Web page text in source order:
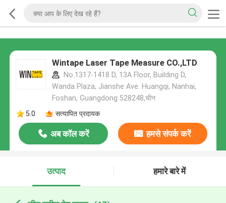
Wintape Laser Tape Measure CO.,LTD
No.1317-1418 D, 13A Floor, Building D,
Wanda Plaza, Jianshe Ave. Huangqi, Nanhai,
Foshan, Guangdong 528248,चीन
5.0
सत्यापित प्रदायक
अब कॉल करें हमसे संपर्क करें
उत्पाद हमारे बारे में